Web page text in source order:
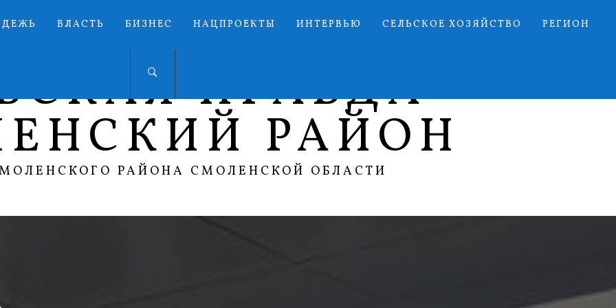
ВЛАСТЬ БИЗНЕС НАЦПРОЕКТЫ ИНТЕРВЬЮ СЕЛЬСКОЕ ХОЗЯЙСТВО РЕГИОН
ПРАВДА
РАЙОН
РАЙОНА СМОЛЕНСКОЙ ОБЛАСТИ